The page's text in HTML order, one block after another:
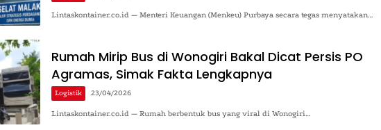
Lintaskontainer.co.id — Menteri Keuangan (Menkeu) Purbaya secara tegas menyatakan…
Rumah Mirip Bus di Wonogiri Bakal Dicat Persis PO
Agramas, Simak Fakta Lengkapnya
Logistik 23/04/2026
Lintaskontainer.co.id — Rumah berbentuk bus yang viral di Wonogiri…